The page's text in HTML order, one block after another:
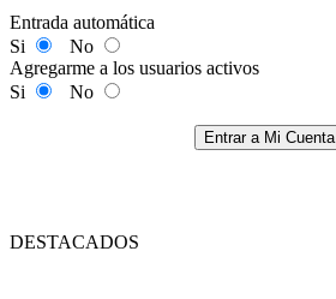
Entrada automática
Si
No
Agregarme a los usuarios activos
Si
No
Entrar a Mi Cuenta
DESTACADOS